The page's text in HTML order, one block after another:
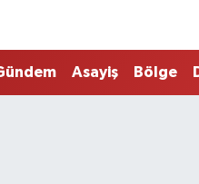
Asayiş Bölge